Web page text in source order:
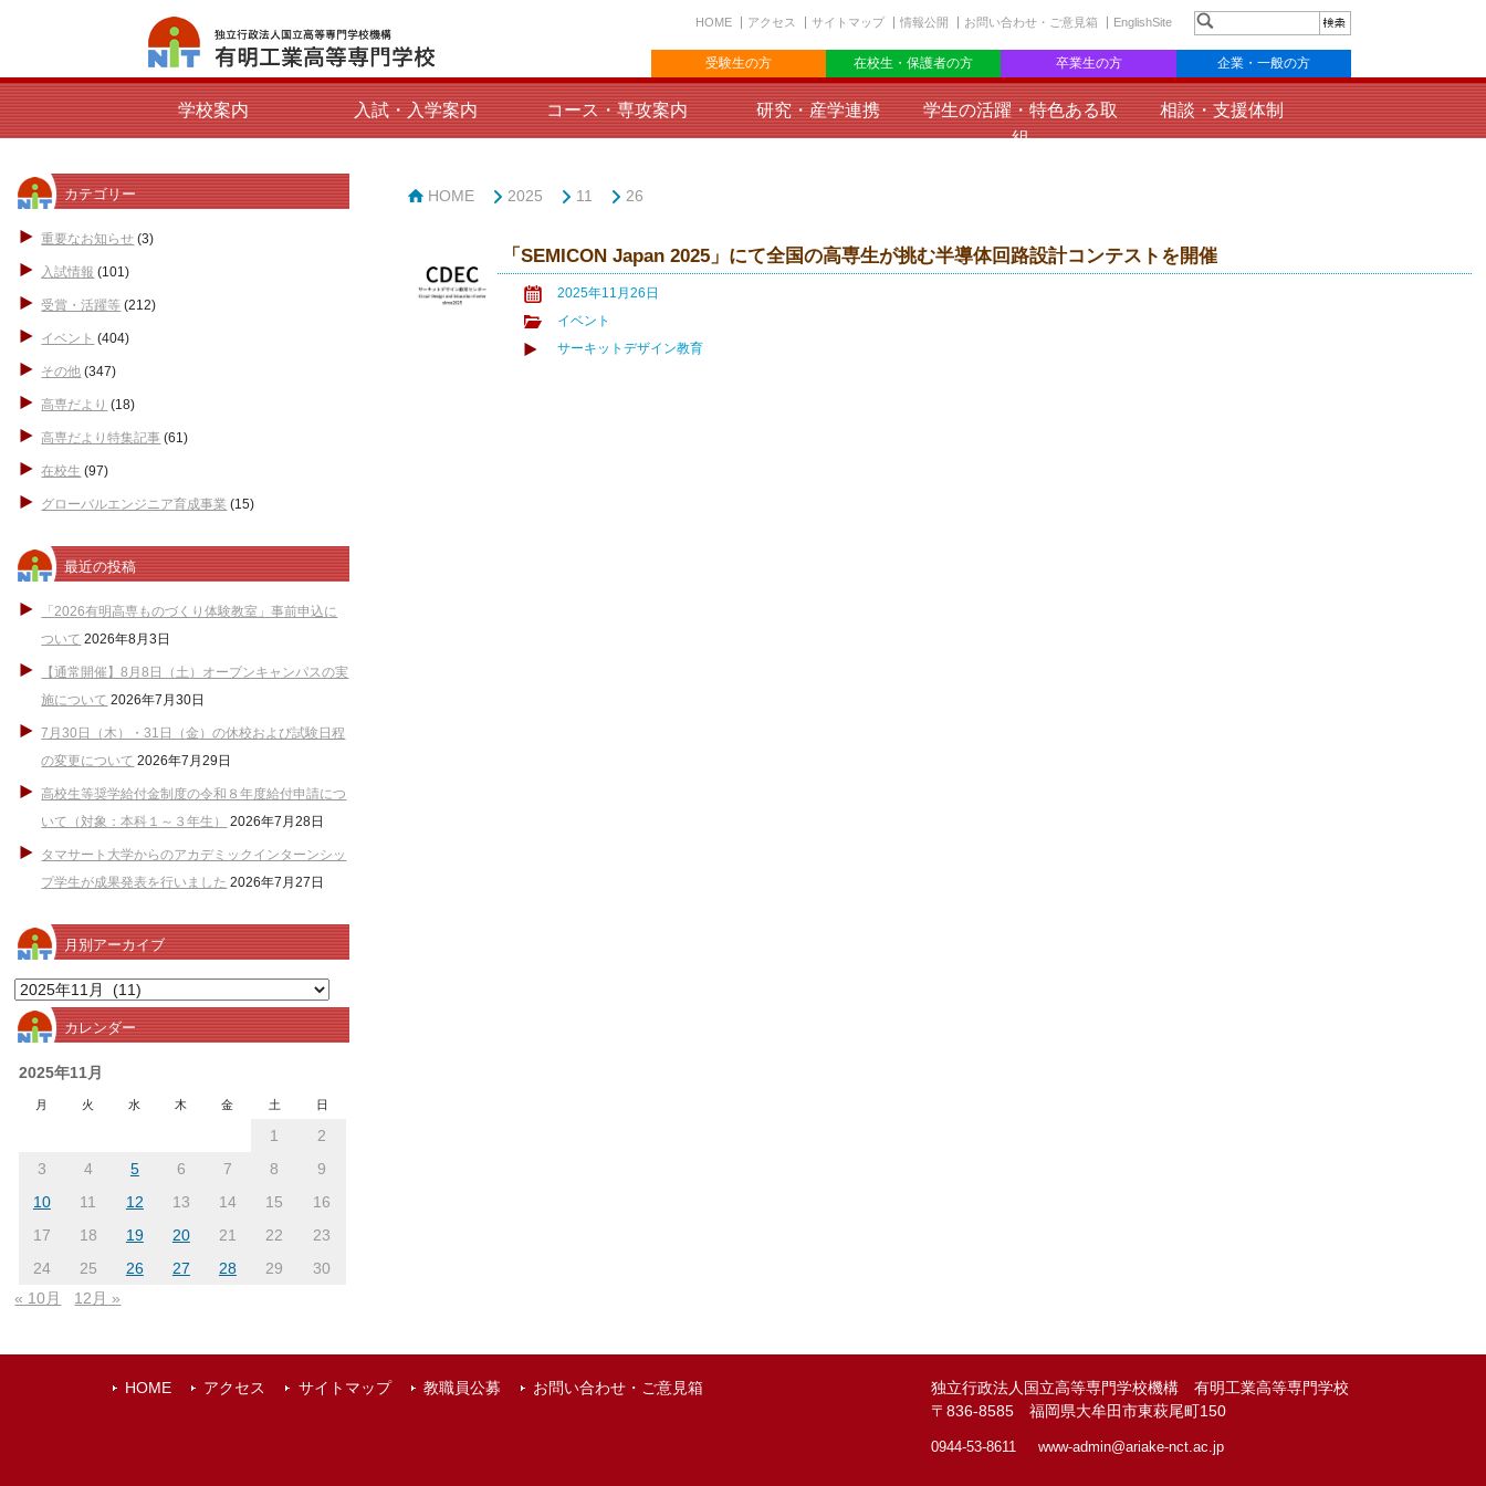
HOME アクセス サイトマップ 情報公開 お問い合わせ・ご意見箱 EnglishSite
受験生の方 在校生・保護者の方 卒業生の方 企業・一般の方
学校案内 入試・入学案内 コース・専攻案内 研究・産学連携
学生の活躍・特色ある取
組
相談・支援体制
カテゴリー
重要なお知らせ (3)
入試情報 (101)
受賞・活躍等 (212)
イベント (404)
その他 (347)
高専だより (18)
高専だより特集記事 (61)
在校生 (97)
グローバルエンジニア育成事業 (15)
最近の投稿
「2026有明高専ものづくり体験教室」事前申込に
ついて 2026年8月3日
【通常開催】8月8日（土）オープンキャンパスの実
施について 2026年7月30日
7月30日（木）・31日（金）の休校および試験日程
の変更について 2026年7月29日
高校生等奨学給付金制度の令和８年度給付申請につ
いて（対象：本科１～３年生）
2026年7月28日
タマサート大学からのアカデミックインターンシッ
プ学生が成果発表を行いました 2026年7月27日
月別アーカイブ
月
別
ア
ー
カレンダー
2025年11月
月 火 水 木 金 土 日
1
2
3
4 5 6 7 8
9
10
11 12 13 14 15
16
17
18 19 20 21 22
23
24
25 26 27 28 29
30
« 10月
12月 »
HOME 2025 11 26
「SEMICON Japan 2025」にて全国の高専生が挑む半導体回路設計コンテストを開催
2025年11月26日
イベント
サーキットデザイン教育
HOME アクセス サイトマップ 教職員公募 お問い合わせ・ご意見箱
独立行政法人国立高等専門学校機構 有明工業高等専門学校
〒836-8585 福岡県大牟田市東萩尾町150
0944-53-8611 www-admin@ariake-nct.ac.jp